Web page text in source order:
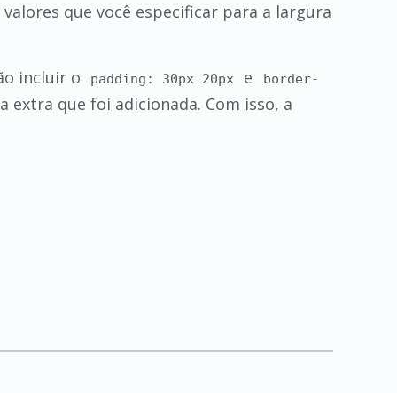
valores que você especificar para a largura
incluir o padding: 30px 20px e
border-
extra que foi adicionada. Com isso, a